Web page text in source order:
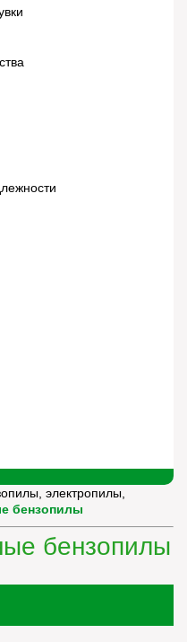
электропилы,
бензопилы
бензопилы